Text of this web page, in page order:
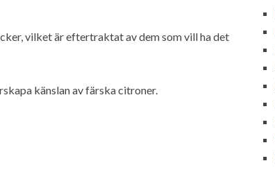
vilket är eftertraktat av dem som vill ha det
känslan av färska citroner.